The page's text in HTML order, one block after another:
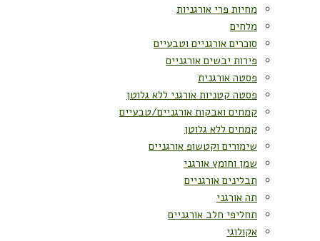
מחיות פרי אורגניות
מלחים
סוכרים אורגניים וטבעיים
פירות יבשים אורגניים
פסטה אורגנית
פסטה קטניות אורגני ללא גלוטן
קמחים ואבקות אורגניים/טבעיים
קמחים ללא גלוטן
שימורים וקטשופ אורגניים
שמן וחומץ אורגני
תבלינים אורגניים
תה אורגני
תחליפי חלב אורגניים
אקולוגי